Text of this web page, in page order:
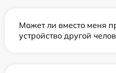
Может ли вместо меня
устройство другой